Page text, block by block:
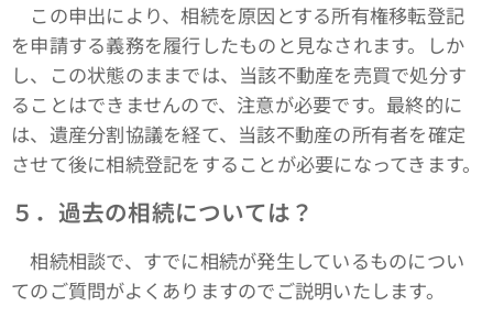
この申出により、相続を原因とする所有権移転登記
を申請する義務を履行したものと見なされます。しか
し、この状態のままでは、当該不動産を売買で処分す
ることはできませんので、注意が必要です。最終的に
は、遺産分割協議を経て、当該不動産の所有者を確定
させて後に相続登記をすることが必要になってきます。
５．過去の相続については？
相続相談で、すでに相続が発生しているものについ
てのご質問がよくありますのでご説明いたします。